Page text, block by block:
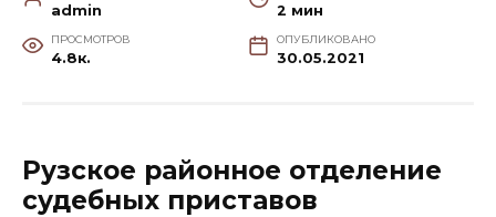
admin 2 мин
ПРОСМОТРОВ
4.8к.
ОПУБЛИКОВАНО
30.05.2021
Рузское районное отделение
судебных приставов